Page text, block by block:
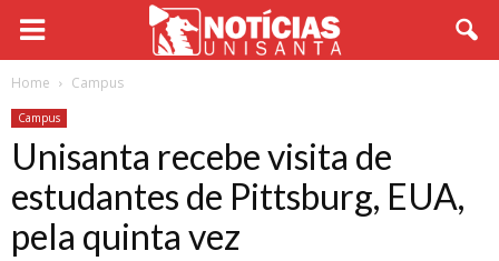
Home Campus
Campus
Unisanta recebe visita de
estudantes de Pittsburg, EUA,
pela quinta vez